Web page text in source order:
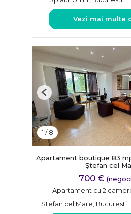
Vezi mai multe
1 /8
Previous
Apartament boutique 83
Ștefan cel
700 €
Apartament cu 2
Stefan cel Mare, Bucuresti